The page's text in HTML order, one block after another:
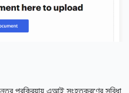
প্রক্রিয়ায় এআই সংহতকরণের সুবিধা